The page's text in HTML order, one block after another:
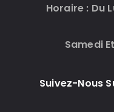
Horaire : Du
Samedi
Suivez-Nous